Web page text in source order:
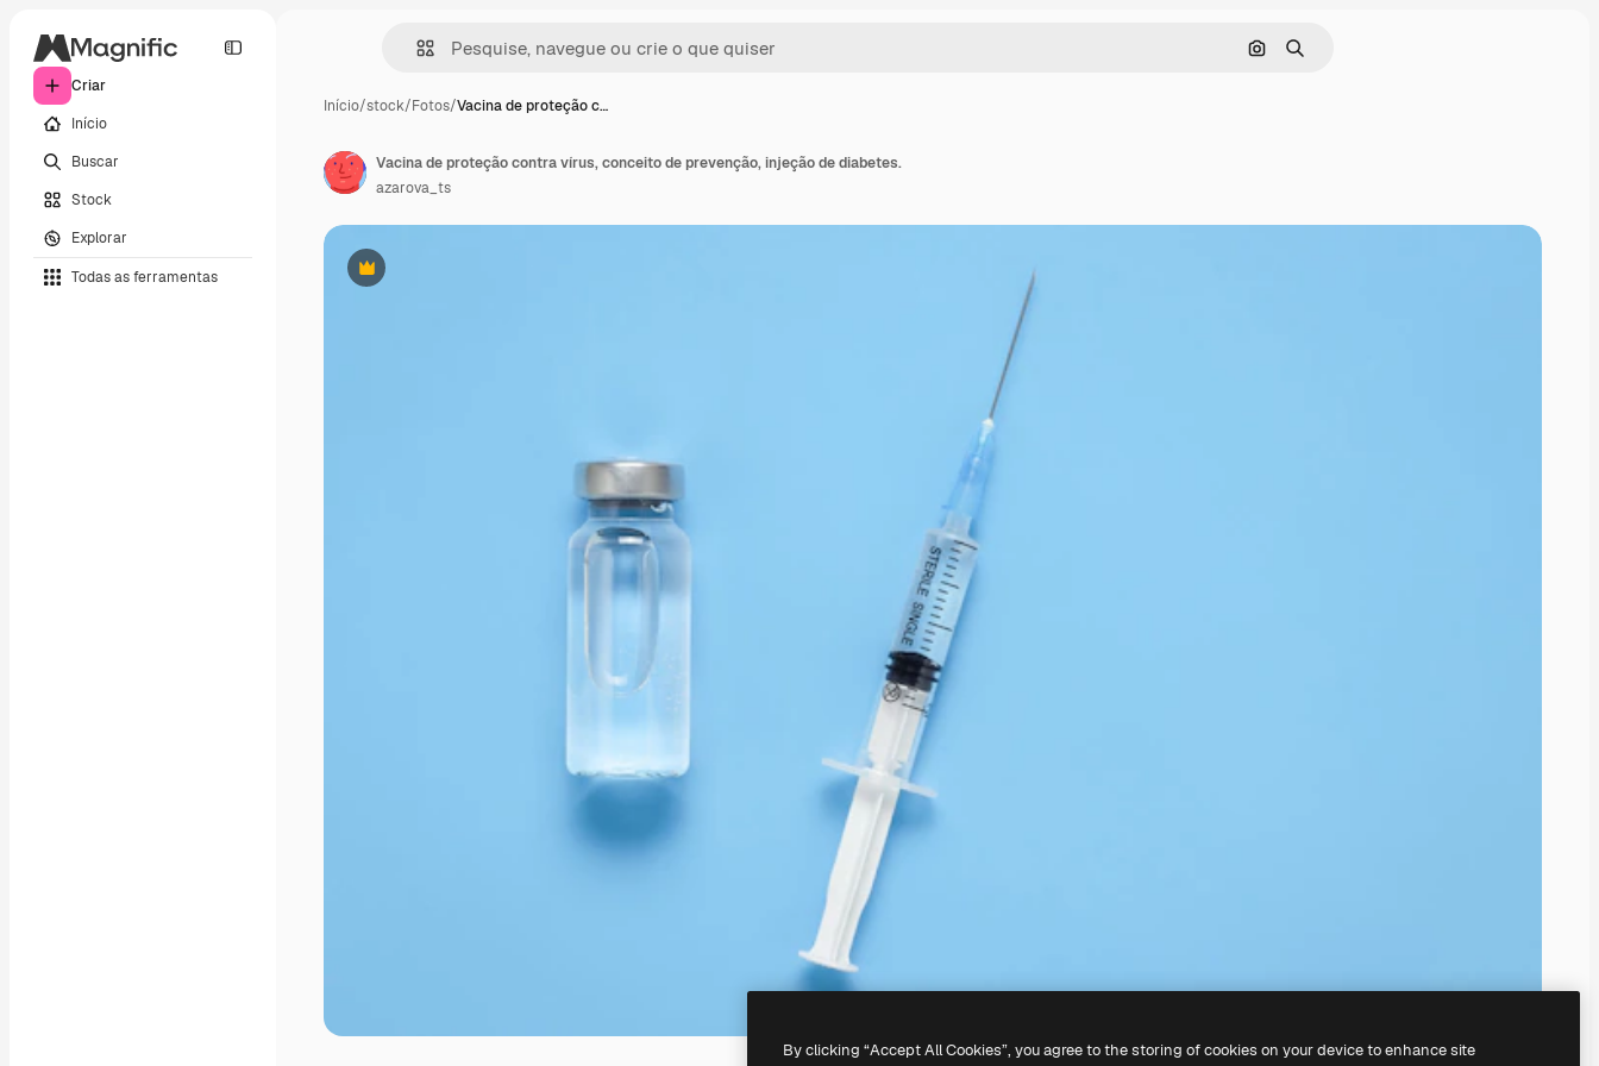
Criar
Início
Buscar
Stock
Explorar
Todas as ferramentas
Pesquisar por imagem
Buscar
Início/stock/Fotos/Vacina de proteção c…
Premium
Vacina de proteção contra vírus, conceito de prevenção, injeção de diabetes.
azarova_ts
By clicking “Accept All Cookies”, you agree to the storing of cookies on your device to enhance site